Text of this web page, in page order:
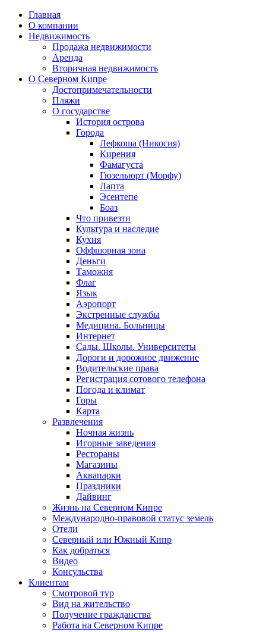
Главная
О компании
Недвижимость
Продажа недвижимости
Аренда
Вторичная недвижимость
О Северном Кипре
Достопримечательности
Пляжи
О государстве
История острова
Города
Лефкоша (Никосия)
Кирения
Фамагуста
Гюзельюрт (Морфу)
Лапта
Эсентепе
Боаз
Что привезти
Культура и наследие
Кухня
Оффшорная зона
Деньги
Таможня
Флаг
Язык
Аэропорт
Экстренные службы
Медицина. Больницы
Интернет
Сады. Школы. Университеты
Дороги и дорожное движение
Водительские права
Регистрация сотового телефона
Погода и климат
Горы
Карта
Развлечения
Ночная жизнь
Игорные заведения
Рестораны
Магазины
Аквапарки
Праздники
Дайвинг
Жизнь на Северном Кипре
Международно-правовой статус земель
Отели
Северный или Южный Кипр
Как добраться
Видео
Консульства
Клиентам
Смотровой тур
Вид на жительство
Получение гражданства
Работа на Северном Кипре